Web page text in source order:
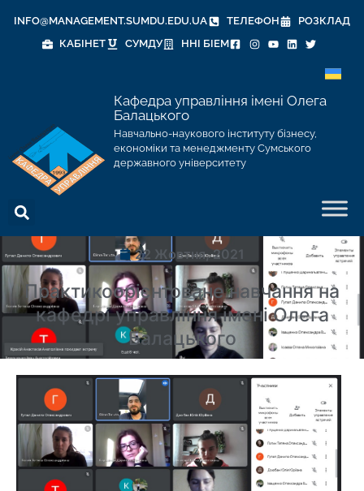
INFO@MANAGEMENT.SUMDU.EDU.UA ТЕЛЕФОН
РОЗКЛАД
КАБІНЕТ
СУМДУ ННІ БІЕМ
Кафедра управління імені Олега
Балацького
Навчально-наукового інституту бізнесу,
економіки та менеджменту Сумського
державного університету
22 Жовтня, 2021
Практикоорієнтоване навчання на
кафедрі управління імені Олега
Балацького